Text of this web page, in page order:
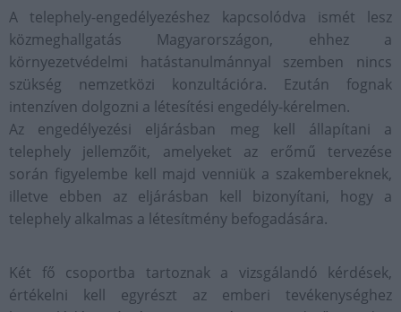
A telephely-engedélyezéshez kapcsolódva ismét lesz
közmeghallgatás Magyarországon, ehhez a
környezetvédelmi hatástanulmánnyal szemben nincs
szükség nemzetközi konzultációra. Ezután fognak
intenzíven dolgozni a létesítési engedély-kérelmen.
Az engedélyezési eljárásban meg kell állapítani a
telephely jellemzőit, amelyeket az erőmű tervezése
során figyelembe kell majd venniük a szakembereknek,
illetve ebben az eljárásban kell bizonyítani, hogy a
telephely alkalmas a létesítmény befogadására.
Két fő csoportba tartoznak a vizsgálandó kérdések,
értékelni kell egyrészt az emberi tevékenységhez